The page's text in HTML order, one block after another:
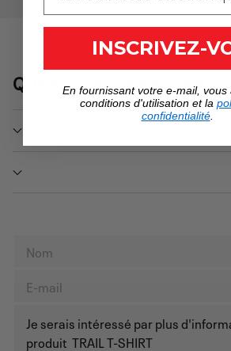
Questions & Réponses
INSCRIVEZ-
En fournissant votre e-mail, vous
conditions d'utilisation et la
confidentialité.